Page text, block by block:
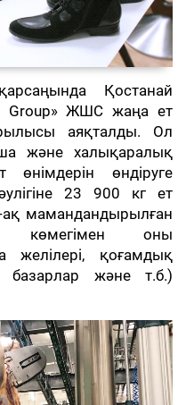
Қостанай
Group» ЖШС жаңа ет
аяқталды. Ол
және халықаралық
өнімдерін өндіруге
23 900 кг ет
ақ мамандандырылған
көмегімен оны
желілері, қоғамдық
базарлар және т.б.)